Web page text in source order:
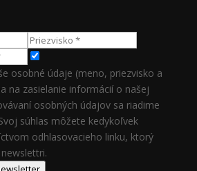
osobné údaje (meno, priezvisko a
na zasielanie informácií o našej
osobných údajov sa riadime
súhlas môžete kedykoľvek
odhlasovacieho linku, ktorý